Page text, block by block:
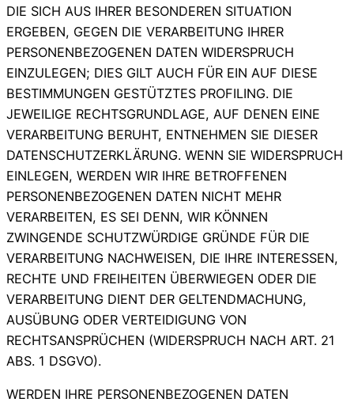
DIE SICH AUS IHRER BESONDEREN SITUATION
ERGEBEN, GEGEN DIE VERARBEITUNG IHRER
PERSONENBEZOGENEN DATEN WIDERSPRUCH
EINZULEGEN; DIES GILT AUCH FÜR EIN AUF DIESE
BESTIMMUNGEN GESTÜTZTES PROFILING. DIE
JEWEILIGE RECHTSGRUNDLAGE, AUF DENEN EINE
VERARBEITUNG BERUHT, ENTNEHMEN SIE DIESER
DATENSCHUTZERKLÄRUNG. WENN SIE WIDERSPRUCH
EINLEGEN, WERDEN WIR IHRE BETROFFENEN
PERSONENBEZOGENEN DATEN NICHT MEHR
VERARBEITEN, ES SEI DENN, WIR KÖNNEN
ZWINGENDE SCHUTZWÜRDIGE GRÜNDE FÜR DIE
VERARBEITUNG NACHWEISEN, DIE IHRE INTERESSEN,
RECHTE UND FREIHEITEN ÜBERWIEGEN ODER DIE
VERARBEITUNG DIENT DER GELTENDMACHUNG,
AUSÜBUNG ODER VERTEIDIGUNG VON
RECHTSANSPRÜCHEN (WIDERSPRUCH NACH ART. 21
ABS. 1 DSGVO).
WERDEN IHRE PERSONENBEZOGENEN DATEN